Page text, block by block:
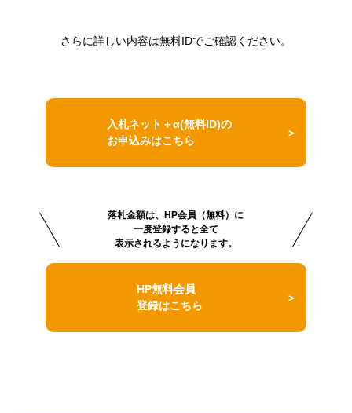
さらに詳しい内容は無料IDでご確認ください。
入札ネット＋α(無料ID)の
お申込みはこちら
落札金額は、HP会員（無料）に
一度登録すると全て
表示されるようになります。
HP無料会員
登録はこちら